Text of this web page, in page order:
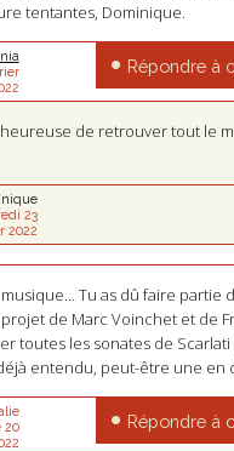
tentantes, Dominique.
Répondre à
heureuse de retrouver tout le
23
2022
Tu as dû faire partie
de Marc Voinchet et de
toutes les sonates de Scarlati
entendu, peut-être une en
20
Répondre à